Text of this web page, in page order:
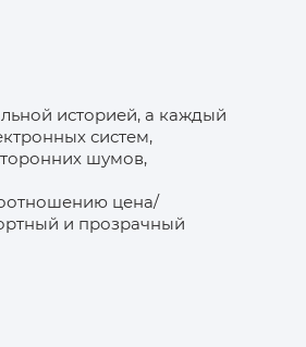
историей, а каждый
систем,
шумов,
цена/
и прозрачный